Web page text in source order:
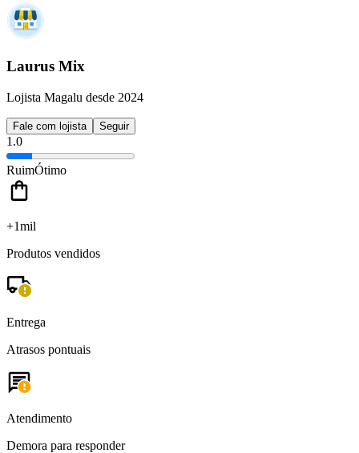
Laurus Mix
Lojista Magalu desde 2024
Fale com lojista Seguir
1.0
RuimÓtimo
+1mil
Produtos vendidos
Entrega
Atrasos pontuais
Atendimento
Demora para responder